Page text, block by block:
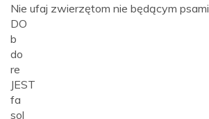
Nie ufaj zwierzętom nie będącym psami
DO
b
do
re
JEST
fa
sol